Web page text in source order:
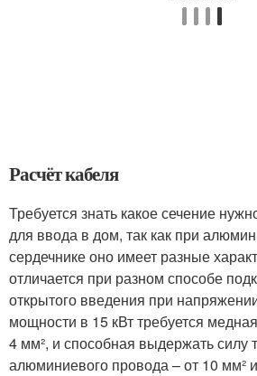
Расчёт кабеля
Требуется знать какое сечение
для ввода в дом, так как при
сердечнике оно имеет разные
отличается при разном способе
открытого введения при
мощности в 15 кВт требуется
4 мм², и способная выдержать силу
алюминиевого провода – от 10 мм²